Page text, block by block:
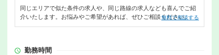
同じエリアで似た条件の求人や、同じ路線の求人なども喜んでご紹
介いたします。お悩みやご希望があれば、ぜひご相談ください。
無料で相談する
勤務時間